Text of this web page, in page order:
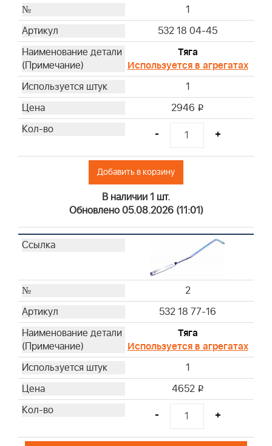
1
532 18 04-45
Тяга
Используется в агрегатах
1
2946 i
- +
Добавить в корзину
В наличии 1 шт.
Обновлено 05.08.2026 (11:01)
2
532 18 77-16
Тяга
Используется в агрегатах
1
4652 i
- +